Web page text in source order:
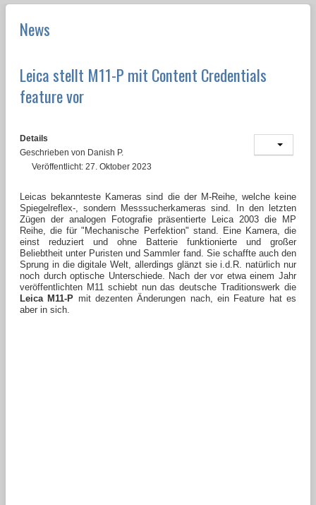
News
Leica stellt M11-P mit Content Credentials
feature vor
Details
Geschrieben von Danish P.
Veröffentlicht: 27. Oktober 2023
Leicas bekannteste Kameras sind die der M-Reihe, welche keine
Spiegelreflex-, sondern Messsucherkameras sind. In den letzten
Zügen der analogen Fotografie präsentierte Leica 2003 die MP
Reihe, die für "Mechanische Perfektion" stand. Eine Kamera, die
einst reduziert und ohne Batterie funktionierte und großer
Beliebtheit unter Puristen und Sammler fand. Sie schaffte auch den
Sprung in die digitale Welt, allerdings glänzt sie i.d.R. natürlich nur
noch durch optische Unterschiede. Nach der vor etwa einem Jahr
veröffentlichten M11 schiebt nun das deutsche Traditionswerk die
Leica M11-P mit dezenten Änderungen nach, ein Feature hat es
aber in sich.